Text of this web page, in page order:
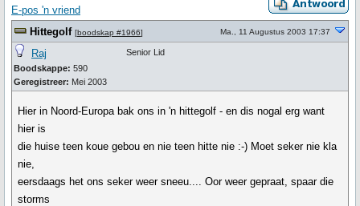
E-pos 'n vriend
Hittegolf [boodskap #1966] Ma., 11 Augustus 2003 17:37
Raj
Boodskappe: 590
Geregistreer: Mei 2003
Senior Lid
Hier in Noord-Europa bak ons in 'n hittegolf - en dis nogal erg want
hier is
die huise teen koue gebou en nie teen hitte nie :-) Moet seker nie kla
nie,
eersdaags het ons seker weer sneeu.... Oor weer gepraat, spaar die
storms